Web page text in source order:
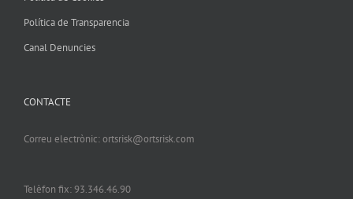
Política de Transparencia
Canal Denuncies
CONTACTE
Correu electrònic: ortsrisk@ortsrisk.com
Telèfon fix: 93.346.46.90